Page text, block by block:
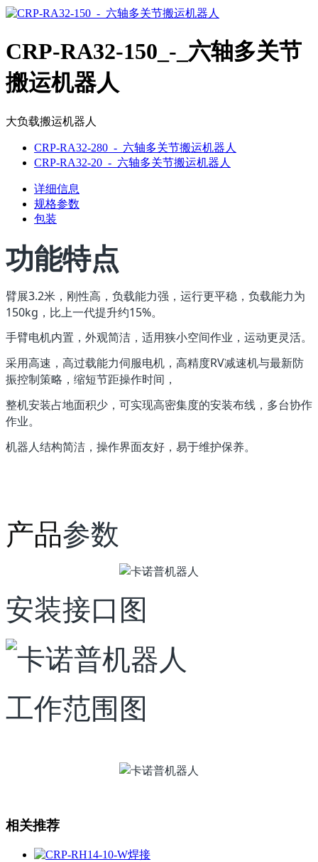
CRP-RA32-150_-_六轴多关节
搬运机器人
大负载搬运机器人
CRP-RA32-280_-_六轴多关节搬运机器人
CRP-RA32-20_-_六轴多关节搬运机器人
详细信息
规格参数
包装
功能特点
臂展3.2米，刚性高，负载能力强，运行更平稳，负载能力为
150kg，比上一代提升约15%。
手臂电机内置，外观简洁，适用狭小空间作业，运动更灵活。
采用高速，高过载能力伺服电机，高精度RV减速机与最新防
振控制策略，缩短节距操作时间，
整机安装占地面积少，可实现高密集度的安装布线，多台协作
作业。
机器人结构简洁，操作界面友好，易于维护保养。
产品参数
安装接口图
工作范围图
相关推荐